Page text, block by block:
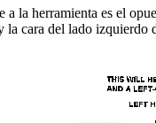
la herramienta es el
la cara del lado izquierdo